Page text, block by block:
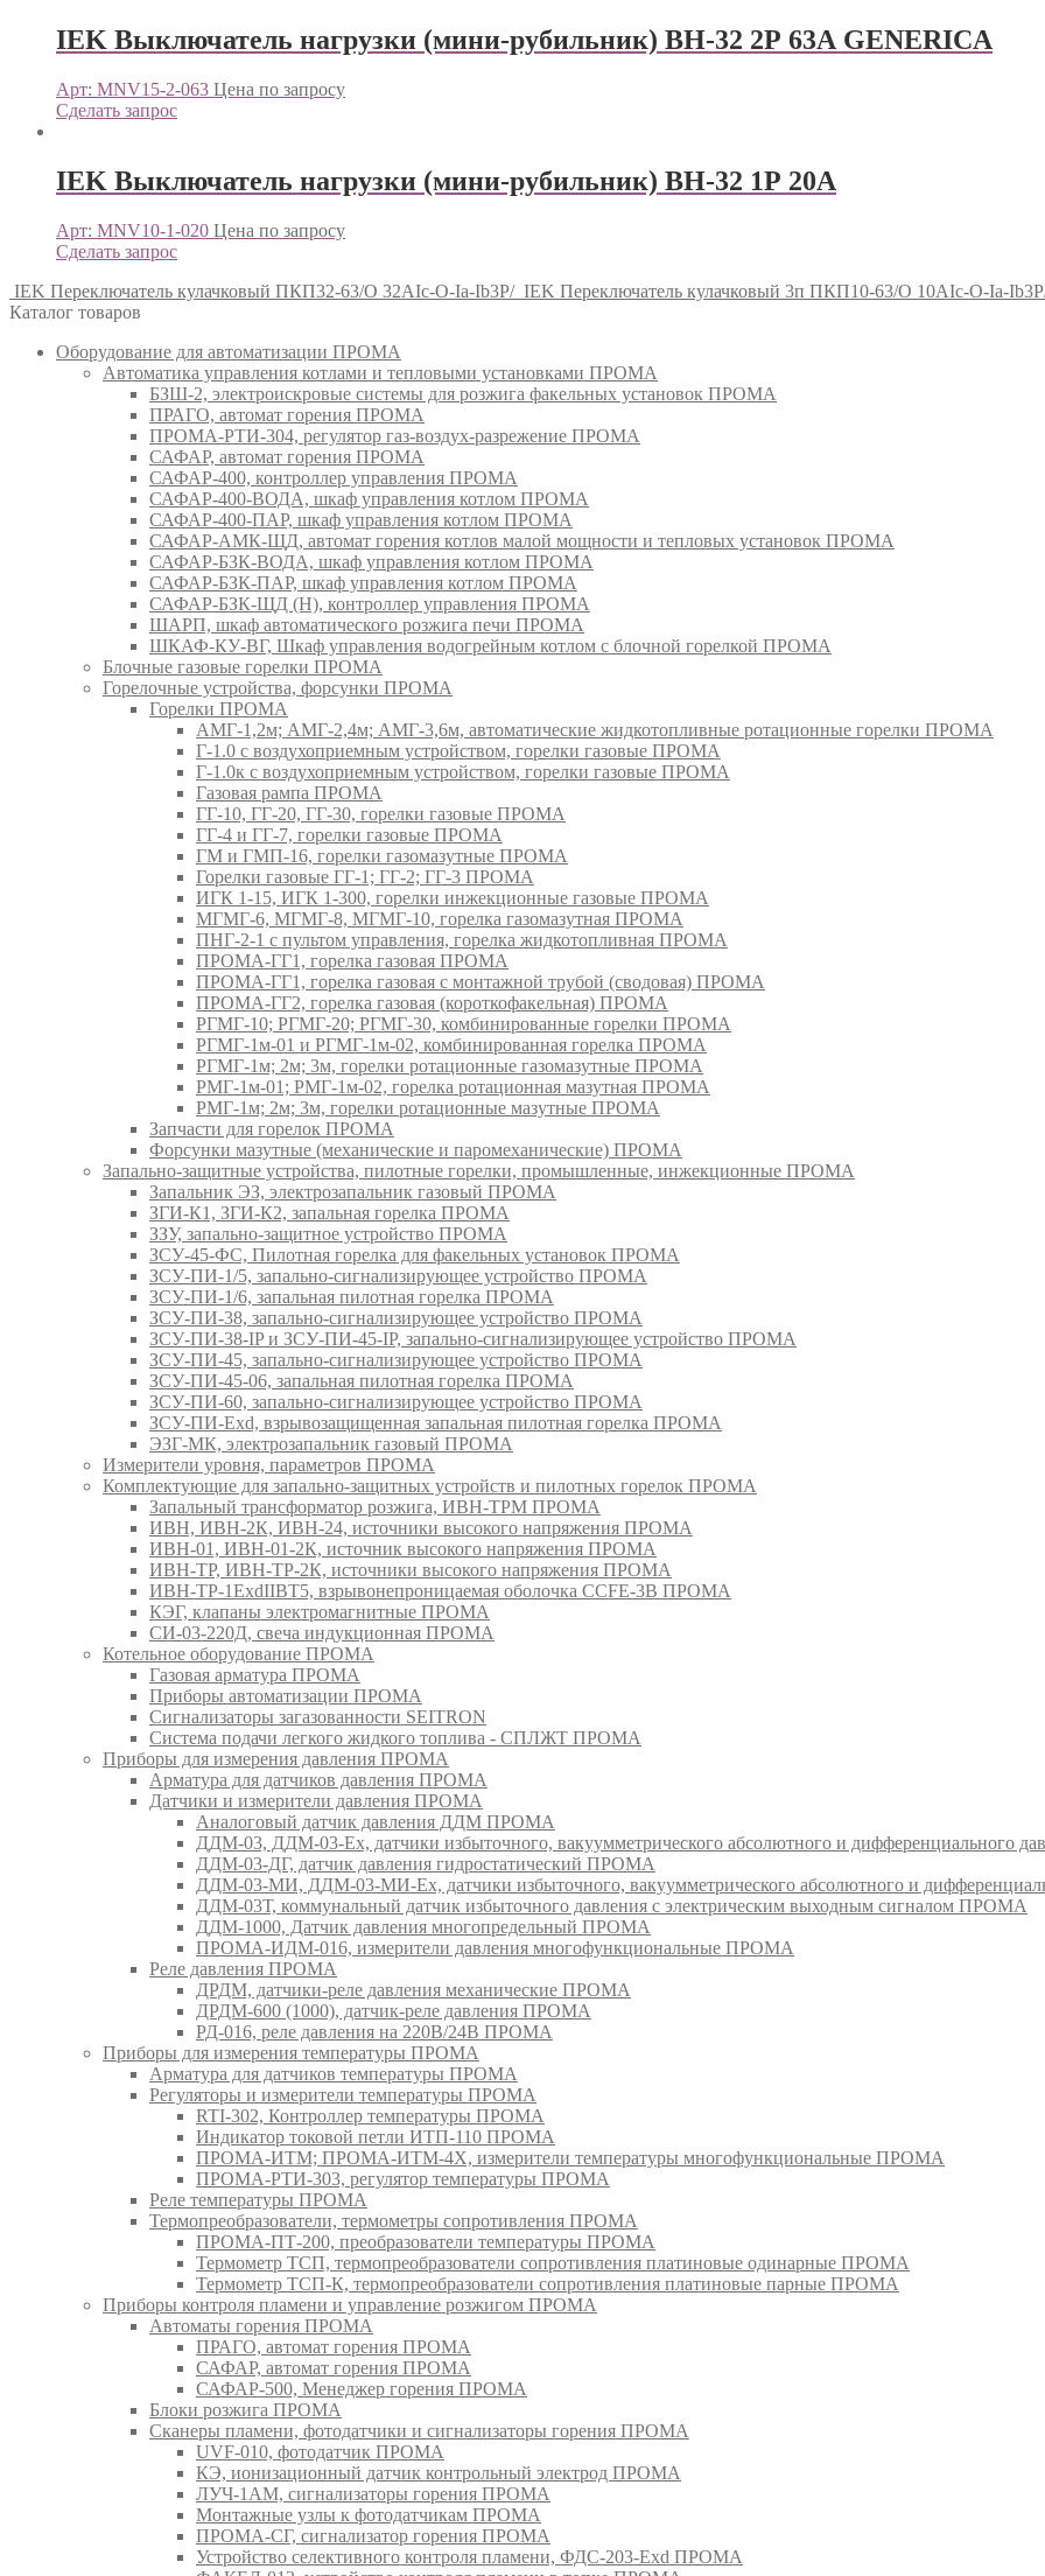
IEK Выключатель нагрузки (мини-рубильник) ВН-32 2Р 63А GENERICA
Арт: MNV15-2-063 Цена по запросу
Сделать запрос
IEK Выключатель нагрузки (мини-рубильник) ВН-32 1Р 20А
Арт: MNV10-1-020 Цена по запросу
Сделать запрос
IEK Переключатель кулачковый ПКП32-63/О 32АIc-O-Ia-Ib3Р/ IEK Переключатель кулачковый 3п ПКП10-63/O 10АIc-O-Ia-
Каталог товаров
Оборудование для автоматизации ПРОМА
Автоматика управления котлами и тепловыми установками ПРОМА
БЗШ-2, электроискровые системы для розжига факельных установок ПРОМА
ПРАГО, автомат горения ПРОМА
ПРОМА-РТИ-304, регулятор газ-воздух-разрежение ПРОМА
САФАР, автомат горения ПРОМА
САФАР-400, контроллер управления ПРОМА
САФАР-400-ВОДА, шкаф управления котлом ПРОМА
САФАР-400-ПАР, шкаф управления котлом ПРОМА
САФАР-АМК-ЩД, автомат горения котлов малой мощности и тепловых установок ПРОМА
САФАР-БЗК-ВОДА, шкаф управления котлом ПРОМА
САФАР-БЗК-ПАР, шкаф управления котлом ПРОМА
САФАР-БЗК-ЩД (Н), контроллер управления ПРОМА
ШАРП, шкаф автоматического розжига печи ПРОМА
ШКАФ-КУ-ВГ, Шкаф управления водогрейным котлом с блочной горелкой ПРОМА
Блочные газовые горелки ПРОМА
Горелочные устройства, форсунки ПРОМА
Горелки ПРОМА
АМГ-1,2м; АМГ-2,4м; АМГ-3,6м, автоматические жидкотопливные ротационные горелки ПРОМА
Г-1.0 с воздухоприемным устройством, горелки газовые ПРОМА
Г-1.0к с воздухоприемным устройством, горелки газовые ПРОМА
Газовая рампа ПРОМА
ГГ-10, ГГ-20, ГГ-30, горелки газовые ПРОМА
ГГ-4 и ГГ-7, горелки газовые ПРОМА
ГМ и ГМП-16, горелки газомазутные ПРОМА
Горелки газовые ГГ-1; ГГ-2; ГГ-3 ПРОМА
ИГК 1-15, ИГК 1-300, горелки инжекционные газовые ПРОМА
МГМГ-6, МГМГ-8, МГМГ-10, горелка газомазутная ПРОМА
ПНГ-2-1 с пультом управления, горелка жидкотопливная ПРОМА
ПРОМА-ГГ1, горелка газовая ПРОМА
ПРОМА-ГГ1, горелка газовая с монтажной трубой (сводовая) ПРОМА
ПРОМА-ГГ2, горелка газовая (короткофакельная) ПРОМА
РГМГ-10; РГМГ-20; РГМГ-30, комбинированные горелки ПРОМА
РГМГ-1м-01 и РГМГ-1м-02, комбинированная горелка ПРОМА
РГМГ-1м; 2м; 3м, горелки ротационные газомазутные ПРОМА
РМГ-1м-01; РМГ-1м-02, горелка ротационная мазутная ПРОМА
РМГ-1м; 2м; 3м, горелки ротационные мазутные ПРОМА
Запчасти для горелок ПРОМА
Форсунки мазутные (механические и паромеханические) ПРОМА
Запально-защитные устройства, пилотные горелки, промышленные, инжекционные ПРОМА
Запальник ЭЗ, электрозапальник газовый ПРОМА
ЗГИ-К1, ЗГИ-К2, запальная горелка ПРОМА
ЗЗУ, запально-защитное устройство ПРОМА
ЗСУ-45-ФС, Пилотная горелка для факельных установок ПРОМА
ЗСУ-ПИ-1/5, запально-сигнализирующее устройство ПРОМА
ЗСУ-ПИ-1/6, запальная пилотная горелка ПРОМА
ЗСУ-ПИ-38, запально-сигнализирующее устройство ПРОМА
ЗСУ-ПИ-38-IP и ЗСУ-ПИ-45-IP, запально-сигнализирующее устройство ПРОМА
ЗСУ-ПИ-45, запально-сигнализирующее устройство ПРОМА
ЗСУ-ПИ-45-06, запальная пилотная горелка ПРОМА
ЗСУ-ПИ-60, запально-сигнализирующее устройство ПРОМА
ЗСУ-ПИ-Exd, взрывозащищенная запальная пилотная горелка ПРОМА
ЭЗГ-МК, электрозапальник газовый ПРОМА
Измерители уровня, параметров ПРОМА
Комплектующие для запально-защитных устройств и пилотных горелок ПРОМА
Запальный трансформатор розжига, ИВН-ТРМ ПРОМА
ИВН, ИВН-2К, ИВН-24, источники высокого напряжения ПРОМА
ИВН-01, ИВН-01-2К, источник высокого напряжения ПРОМА
ИВН-ТР, ИВН-ТР-2К, источники высокого напряжения ПРОМА
ИВН-ТР-1ExdIIBT5, взрывонепроницаемая оболочка CCFE-3B ПРОМА
КЭГ, клапаны электромагнитные ПРОМА
СИ-03-220Д, свеча индукционная ПРОМА
Котельное оборудование ПРОМА
Газовая арматура ПРОМА
Приборы автоматизации ПРОМА
Сигнализаторы загазованности SEITRON
Система подачи легкого жидкого топлива - СПЛЖТ ПРОМА
Приборы для измерения давления ПРОМА
Арматура для датчиков давления ПРОМА
Датчики и измерители давления ПРОМА
Аналоговый датчик давления ДДМ ПРОМА
ДДМ-03, ДДМ-03-Ех, датчики избыточного, вакуумметрического абсолютного и дифференциального
ДДМ-03-ДГ, датчик давления гидростатический ПРОМА
ДДМ-03-МИ, ДДМ-03-МИ-Ех, датчики избыточного, вакуумметрического абсолютного и
ДДМ-03Т, коммунальный датчик избыточного давления с электрическим выходным сигналом ПРОМА
ДДМ-1000, Датчик давления многопредельный ПРОМА
ПРОМА-ИДМ-016, измерители давления многофункциональные ПРОМА
Реле давления ПРОМА
ДРДМ, датчики-реле давления механические ПРОМА
ДРДМ-600 (1000), датчик-реле давления ПРОМА
РД-016, реле давления на 220В/24В ПРОМА
Приборы для измерения температуры ПРОМА
Арматура для датчиков температуры ПРОМА
Регуляторы и измерители температуры ПРОМА
RTI-302, Контроллер температуры ПРОМА
Индикатор токовой петли ИТП-110 ПРОМА
ПРОМА-ИТМ; ПРОМА-ИТМ-4Х, измерители температуры многофункциональные ПРОМА
ПРОМА-РТИ-303, регулятор температуры ПРОМА
Реле температуры ПРОМА
Термопреобразователи, термометры сопротивления ПРОМА
ПРОМА-ПТ-200, преобразователи температуры ПРОМА
Термометр ТСП, термопреобразователи сопротивления платиновые одинарные ПРОМА
Термометр ТСП-К, термопреобразователи сопротивления платиновые парные ПРОМА
Приборы контроля пламени и управление розжигом ПРОМА
Автоматы горения ПРОМА
ПРАГО, автомат горения ПРОМА
САФАР, автомат горения ПРОМА
САФАР-500, Менеджер горения ПРОМА
Блоки розжига ПРОМА
Сканеры пламени, фотодатчики и сигнализаторы горения ПРОМА
UVF-010, фотодатчик ПРОМА
КЭ, ионизационный датчик контрольный электрод ПРОМА
ЛУЧ-1АМ, сигнализаторы горения ПРОМА
Монтажные узлы к фотодатчикам ПРОМА
ПРОМА-СГ, сигнализатор горения ПРОМА
Устройство селективного контроля пламени, ФДС-203-Exd ПРОМА